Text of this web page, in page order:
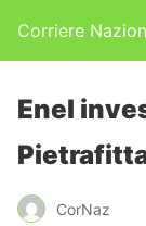
Corriere
Enel
CorNaz